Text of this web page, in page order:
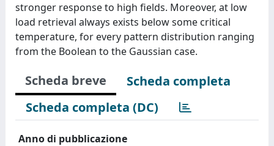
stronger response to high fields. Moreover, at low
load retrieval always exists below some critical
temperature, for every pattern distribution ranging
from the Boolean to the Gaussian case.
Scheda breve
Scheda completa
Scheda completa (DC)
Anno di pubblicazione